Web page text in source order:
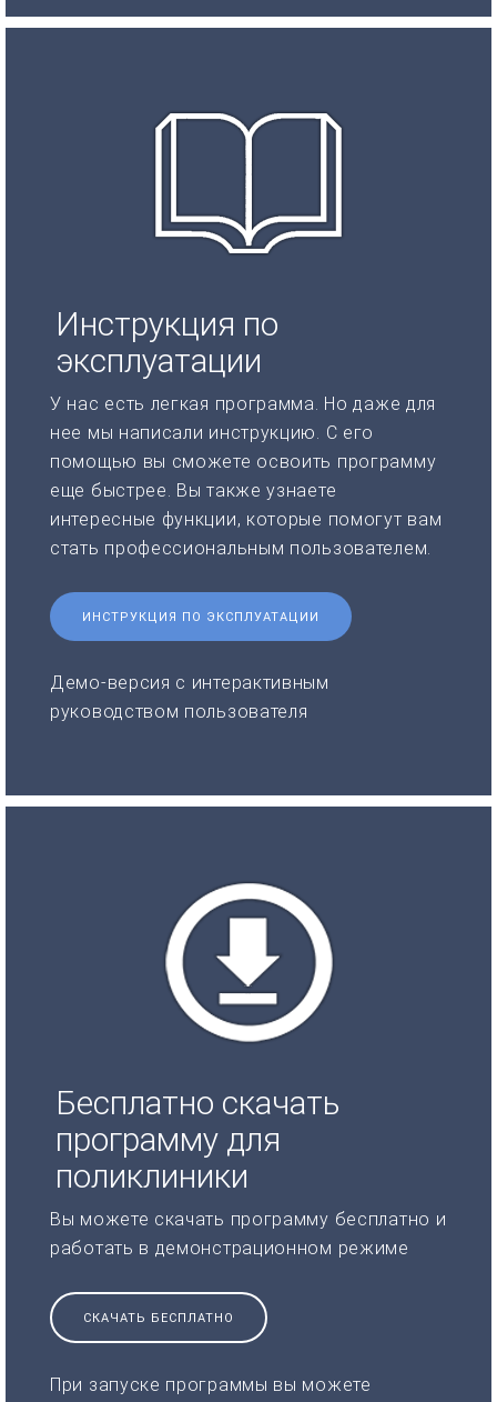
Инструкция по
эксплуатации
У нас есть легкая программа. Но даже для
нее мы написали инструкцию. С его
помощью вы сможете освоить программу
еще быстрее. Вы также узнаете
интересные функции, которые помогут вам
стать профессиональным пользователем.
ИНСТРУКЦИЯ ПО ЭКСПЛУАТАЦИИ
Демо-версия с интерактивным
руководством пользователя
Бесплатно скачать
программу для
поликлиники
Вы можете скачать программу бесплатно и
работать в демонстрационном режиме
СКАЧАТЬ БЕСПЛАТНО
При запуске программы вы можете